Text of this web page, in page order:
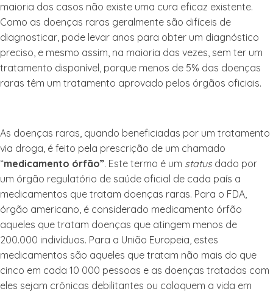
maioria dos casos não existe uma cura eficaz existente.
Como as doenças raras geralmente são difíceis de
diagnosticar, pode levar anos para obter um diagnóstico
preciso, e mesmo assim, na maioria das vezes, sem ter um
tratamento disponível, porque menos de 5% das doenças
raras têm um tratamento aprovado pelos órgãos oficiais.
As doenças raras, quando beneficiadas por um tratamento
via droga, é feito pela prescrição de um chamado
“medicamento órfão”. Este termo é um status dado por
um órgão regulatório de saúde oficial de cada país a
medicamentos que tratam doenças raras. Para o FDA,
órgão americano, é considerado medicamento órfão
aqueles que tratam doenças que atingem menos de
200.000 indivíduos. Para a União Europeia, estes
medicamentos são aqueles que tratam não mais do que
cinco em cada 10 000 pessoas e as doenças tratadas com
eles sejam crônicas debilitantes ou coloquem a vida em